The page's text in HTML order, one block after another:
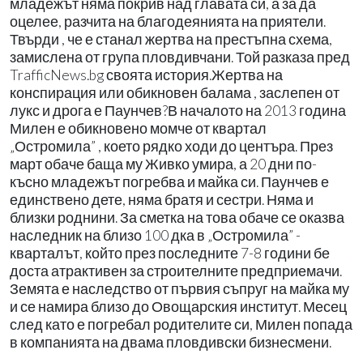
оцелее, разчита на благодеянията на приятели.
Твърди , че е станал жертва на престъпна схема,
замислена от група пловдивчани. Той разказа пред
TrafficNews.bg своята история.Жертва на
конспирация или обикновен балама , заслепен от
лукс и дрога е Паунчев?В началото на 2013 година
Милен е обикновено момче от квартал
„Остромила” , което рядко ходи до центъра. През
март обаче баща му Живко умира, а 20 дни по-
късно младежът погребва и майка си. Паунчев е
единствено дете, няма братя и сестри. Няма и
близки роднини. За сметка на това обаче се оказва
наследник на близо 100 дка в „Остромила” -
кварталът, който през последните 7-8 години бе
доста атрактивен за строителните предприемачи.
Земята е наследство от първия съпруг на майка му
и се намира близо до Овощарския институт. Месец
след като е погребал родителите си, Милен попада
в компанията на двама пловдивски бизнесмени.